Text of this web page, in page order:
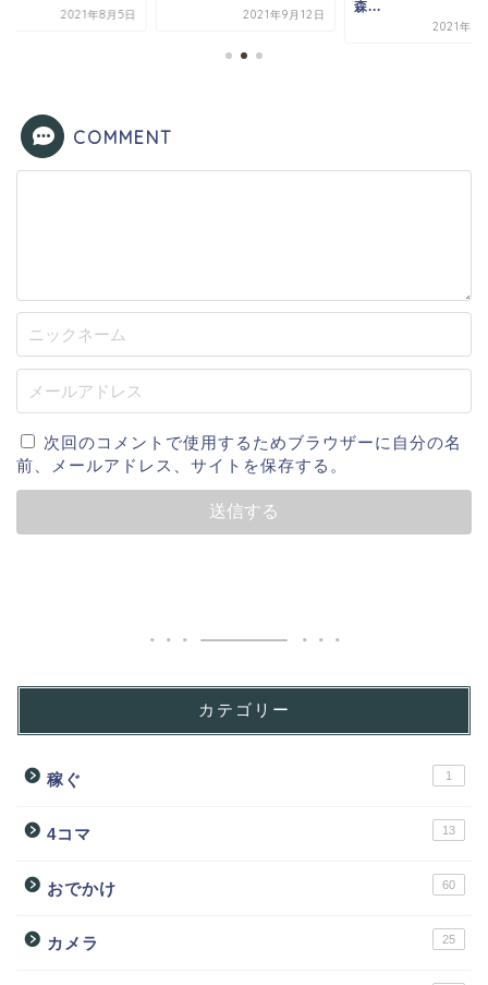
2021年8月5日 2021年9月12日
森...
2021年10
COMMENT
次回のコメントで使用するためブラウザーに自分の名
前、メールアドレス、サイトを保存する。
カテゴリー
稼ぐ 1
4コマ 13
おでかけ 60
カメラ 25